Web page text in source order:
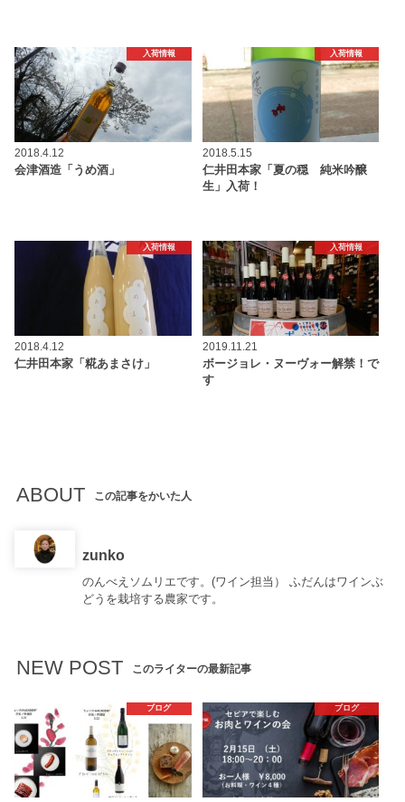
入荷情報
2018.4.12
会津酒造「うめ酒」
入荷情報
2018.5.15
仁井田本家「夏の穏 純米吟醸
生」入荷！
入荷情報
2018.4.12
仁井田本家「糀あまさけ」
入荷情報
2019.11.21
ボージョレ・ヌーヴォー解禁！で
す
ABOUT この記事をかいた人
zunko
のんべえソムリエです。(ワイン担当） ふだんはワインぶ
どうを栽培する農家です。
NEW POST このライターの最新記事
ブログ ブログ